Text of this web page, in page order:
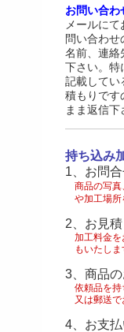
お問い合わ
メールに
問い合わせ
名前、連絡
下さい。特
記載してい
積もりです
まま返信下
持ち込み
1、お問
商品の写真
や加工場所
2、お見
加工料金を
もいたしま
3、商品の
依頼品を持
又は郵送で
4、お支払